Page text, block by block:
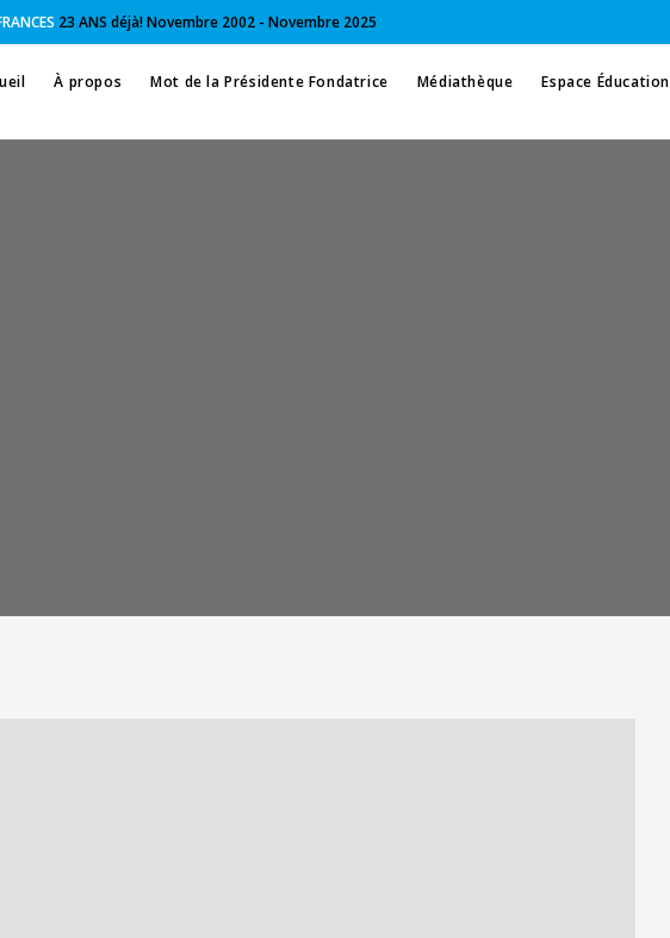
23 ANS déjà! Novembre 2002 - Novembre 2025
À propos Mot de la Présidente Fondatrice Médiathèque Espace Éducation